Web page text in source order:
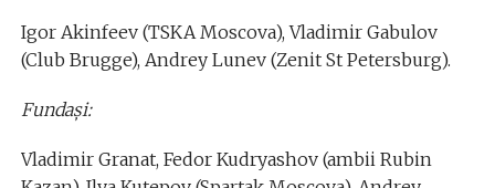
Igor Akinfeev (TSKA Moscova), Vladimir Gabulov
(Club Brugge), Andrey Lunev (Zenit St Petersburg).
Fundaşi:
Vladimir Granat, Fedor Kudryashov (ambii Rubin